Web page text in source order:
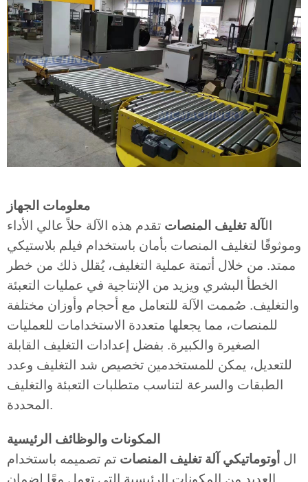
معلومات الجهاز
الآلة تغليف المنصات تقدم هذه الآلة حلاً عالي الأداء
وموثوقًا لتغليف المنصات بأمان باستخدام فيلم بلاستيكي
ممتد. من خلال أتمتة عملية التغليف، يُقلل ذلك من خطر
الخطأ البشري ويزيد من الإنتاجية في عمليات التعبئة
والتغليف. صُممت الآلة للتعامل مع أحجام وأوزان مختلفة
للمنصات، مما يجعلها متعددة الاستخدامات للعمليات
الصغيرة والكبيرة. بفضل إعدادات التغليف القابلة
للتعديل، يمكن للمستخدمين تخصيص شد التغليف وعدد
الطبقات والسرعة لتناسب متطلبات التعبئة والتغليف
المحددة.
المكونات والوظائف الرئيسية
ال أوتوماتيكي آلة تغليف المنصات تم تصميمه باستخدام
العديد من المكونات الرئيسية التي تعمل معًا لضمان